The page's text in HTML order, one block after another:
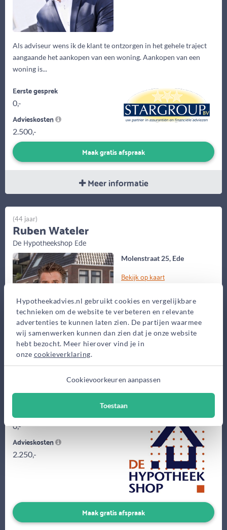
Hypotheekadvies.nl gebruikt cookies en vergelijkbare
technieken om de website te verbeteren en relevante
advertenties te kunnen laten zien. De partijen waarmee
wij samenwerken kunnen dan zien dat je onze website
hebt bezocht. Meer hierover vind je in
onze cookieverklaring.
Cookievoorkeuren aanpassen
Toestaan
Als adviseur wens ik de klant te ontzorgen in het gehele traject
aangaande het aankopen van een woning. Aankopen van een
woning is...
Eerste gesprek
0,-
Advieskosten
2.500,-
Maak gratis afspraak
Meer informatie
Molenstraat 25, Ede
Bekijk op kaart
De Hypotheekshop Ede is 100% onafhankelijk en geeft al 25 jaar
persoonlijk hypotheekadvies in Ede, Veenendaal, Barneveld en
omstreken! Bij...
(44 jaar)
Ruben Wateler
De Hypotheekshop Ede
0,-
Advieskosten
2.250,-
Maak gratis afspraak